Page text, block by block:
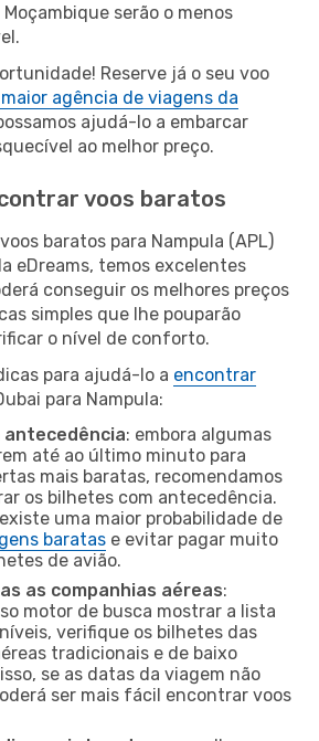
serão o menos
Reserve já o seu voo
agência de viagens da
ajudá-lo a embarcar
ao melhor preço.
voos baratos
baratos para Nampula (APL)
eDreams, temos excelentes
conseguir os melhores preços
simples que lhe pouparão
o nível de conforto.
para ajudá-lo a encontrar
para Nampula:
antecedência: embora algumas
até ao último minuto para
mais baratas, recomendamos
os bilhetes com antecedência.
uma maior probabilidade de
baratas e evitar pagar muito
de avião.
as companhias aéreas:
motor de busca mostrar a lista
verifique os bilhetes das
tradicionais e de baixo
se as datas da viagem não
ser mais fácil encontrar voos